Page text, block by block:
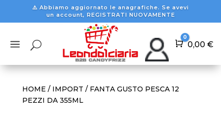
⚠️ Abbiamo aggiornato le anagrafiche. Se avevi
un account, REGISTRATI NUOVAMENTE
a U Carrello
0
0,00€
HOME / IMPORT / FANTA GUSTO PESCA 12
PEZZI DA 355ML